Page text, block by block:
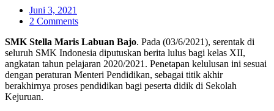
Juni 3, 2021
2 Comments
SMK Stella Maris Labuan Bajo. Pada (03/6/2021), serentak di
seluruh SMK Indonesia diputuskan berita lulus bagi kelas XII,
angkatan tahun pelajaran 2020/2021. Penetapan kelulusan ini sesuai
dengan peraturan Menteri Pendidikan, sebagai titik akhir
berakhirnya proses pendidikan bagi peserta didik di Sekolah
Kejuruan.